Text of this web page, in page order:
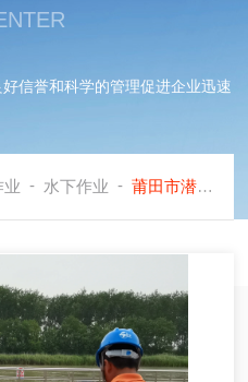
信誉和科学的管理促进企业迅速
业 - 水下作业 - 莆田市潜水作业公司